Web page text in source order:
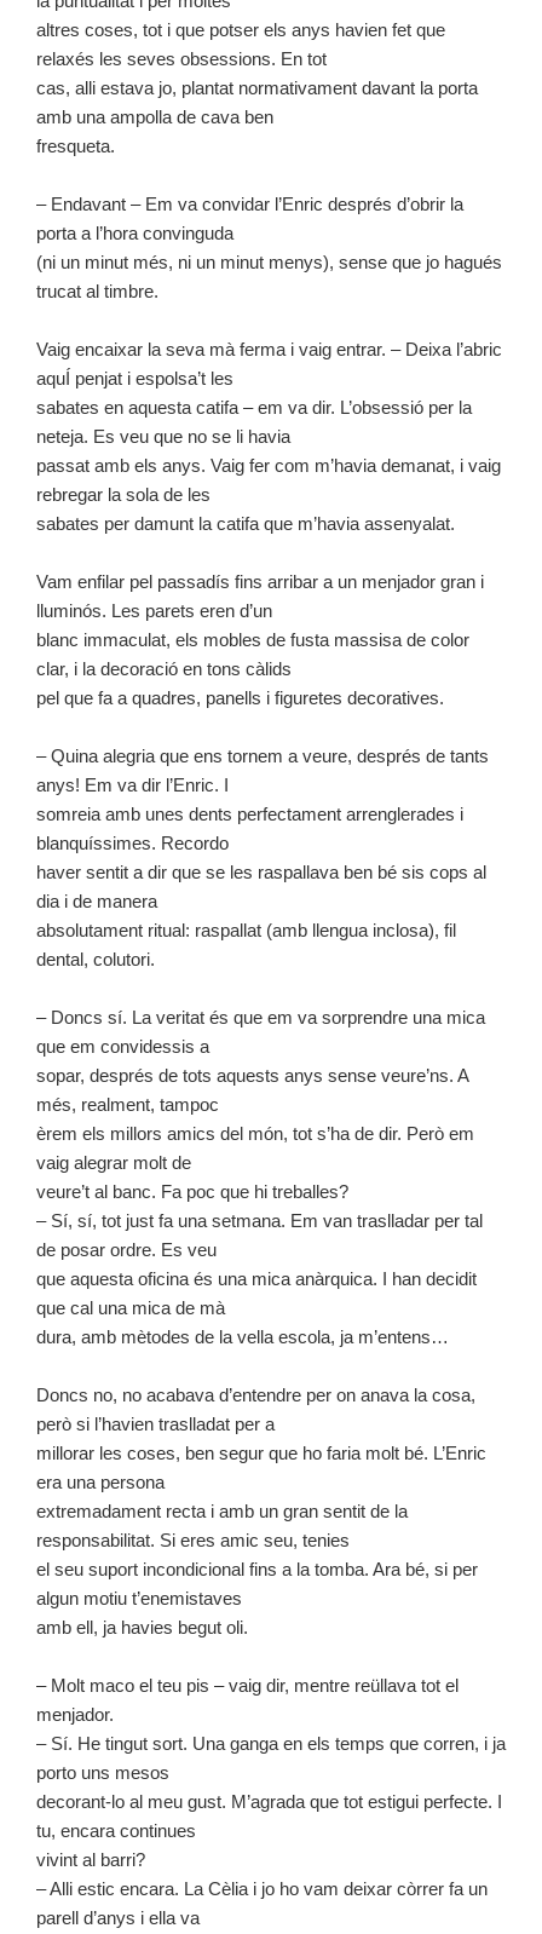
altres coses, tot i que potser els anys havien fet que
relaxés les seves obsessions. En tot
cas, alli estava jo, plantat normativament davant la porta
amb una ampolla de cava ben
fresqueta.
– Endavant – Em va convidar l’Enric després d’obrir la
porta a l’hora convinguda
(ni un minut més, ni un minut menys), sense que jo hagués
trucat al timbre.
Vaig encaixar la seva mà ferma i vaig entrar. – Deixa l’abric
aquÍ penjat i espolsa’t les
sabates en aquesta catifa – em va dir. L’obsessió per la
neteja. Es veu que no se li havia
passat amb els anys. Vaig fer com m’havia demanat, i vaig
rebregar la sola de les
sabates per damunt la catifa que m’havia assenyalat.
Vam enfilar pel passadís fins arribar a un menjador gran i
lluminós. Les parets eren d’un
blanc immaculat, els mobles de fusta massisa de color
clar, i la decoració en tons càlids
pel que fa a quadres, panells i figuretes decoratives.
– Quina alegria que ens tornem a veure, després de tants
anys! Em va dir l’Enric. I
somreia amb unes dents perfectament arrenglerades i
blanquíssimes. Recordo
haver sentit a dir que se les raspallava ben bé sis cops al
dia i de manera
absolutament ritual: raspallat (amb llengua inclosa), fil
dental, colutori.
– Doncs sí. La veritat és que em va sorprendre una mica
que em convidessis a
sopar, després de tots aquests anys sense veure’ns. A
més, realment, tampoc
èrem els millors amics del món, tot s’ha de dir. Però em
vaig alegrar molt de
veure’t al banc. Fa poc que hi treballes?
– Sí, sí, tot just fa una setmana. Em van traslladar per tal
de posar ordre. Es veu
que aquesta oficina és una mica anàrquica. I han decidit
que cal una mica de mà
dura, amb mètodes de la vella escola, ja m’entens…
Doncs no, no acabava d’entendre per on anava la cosa,
però si l’havien traslladat per a
millorar les coses, ben segur que ho faria molt bé. L’Enric
era una persona
extremadament recta i amb un gran sentit de la
responsabilitat. Si eres amic seu, tenies
el seu suport incondicional fins a la tomba. Ara bé, si per
algun motiu t’enemistaves
amb ell, ja havies begut oli.
– Molt maco el teu pis – vaig dir, mentre reüllava tot el
menjador.
– Sí. He tingut sort. Una ganga en els temps que corren, i ja
porto uns mesos
decorant-lo al meu gust. M’agrada que tot estigui perfecte. I
tu, encara continues
vivint al barri?
– Alli estic encara. La Cèlia i jo ho vam deixar còrrer fa un
parell d’anys i ella va